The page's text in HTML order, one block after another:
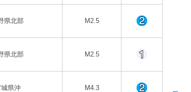
県北部 M2.5
県北部 M2.5
県沖 M4.3